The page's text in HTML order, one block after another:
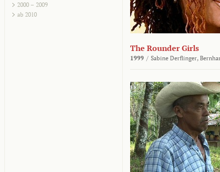
2000 – 2009
ab 2010
The Rounder Girls
1999 / Sabine Derflinger,